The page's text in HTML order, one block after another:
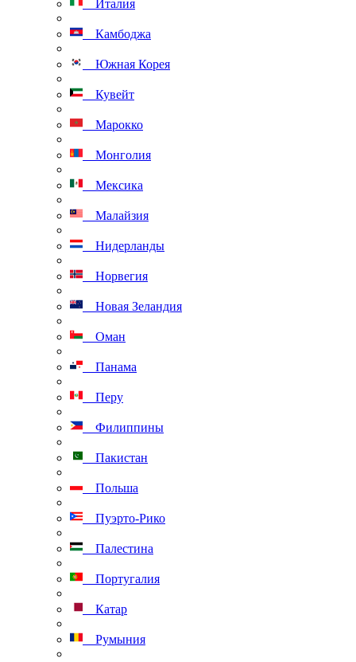
Италия
Камбоджа
Южная Корея
Кувейт
Марокко
Монголия
Мексика
Малайзия
Нидерланды
Норвегия
Новая Зеландия
Оман
Панама
Перу
Филиппины
Пакистан
Польша
Пуэрто-Рико
Палестина
Португалия
Катар
Румыния